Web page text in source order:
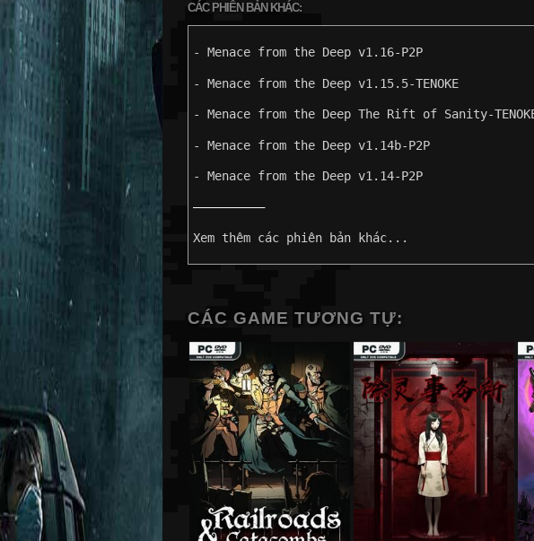
CÁC PHIÊN BẢN KHÁC:
- Menace from the Deep v1.16-P2P
- Menace from the Deep v1.15.5-TENOKE
- Menace from the Deep The Rift of Sanity-
- Menace from the Deep v1.14b-P2P
- Menace from the Deep v1.14-P2P
——————————
Xem thêm các phiên bản khác...
CÁC GAME TƯƠNG TỰ: